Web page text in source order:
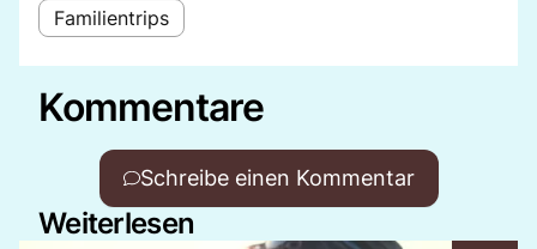
Familientrips
Kommentare
Schreibe einen Kommentar
Weiterlesen